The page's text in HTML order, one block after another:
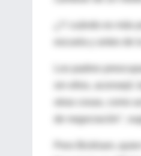
Los padres
sin ellos, aconsejó
de negociación",